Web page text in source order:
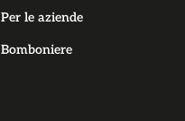
Per le aziende
Bomboniere